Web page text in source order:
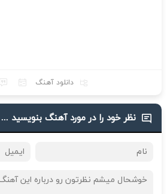
دانلود آهنگ
نظر خود را در مورد آهنگ بنویسید ...